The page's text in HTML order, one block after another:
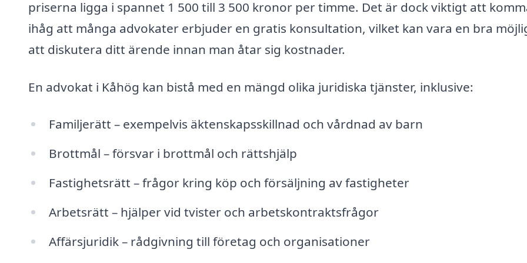
priserna ligga i spannet 1 500 till 3 500 kronor per timme. Det är dock viktigt att
ihåg att många advokater erbjuder en gratis konsultation, vilket kan vara en bra
att diskutera ditt ärende innan man åtar sig kostnader.
En advokat i Kåhög kan bistå med en mängd olika juridiska tjänster, inklusive:
Familjerätt – exempelvis äktenskapsskillnad och vårdnad av barn
Brottmål – försvar i brottmål och rättshjälp
Fastighetsrätt – frågor kring köp och försäljning av fastigheter
Arbetsrätt – hjälper vid tvister och arbetskontraktsfrågor
Affärsjuridik – rådgivning till företag och organisationer